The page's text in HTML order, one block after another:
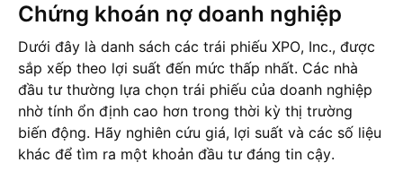
Chứng khoán nợ doanh nghiệp
Dưới đây là danh sách các trái phiếu XPO, Inc., được
sắp xếp theo lợi suất đến mức thấp nhất. Các nhà
đầu tư thường lựa chọn trái phiếu của doanh nghiệp
nhờ tính ổn định cao hơn trong thời kỳ thị trường
biến động. Hãy nghiên cứu giá, lợi suất và các số liệu
khác để tìm ra một khoản đầu tư đáng tin cậy.